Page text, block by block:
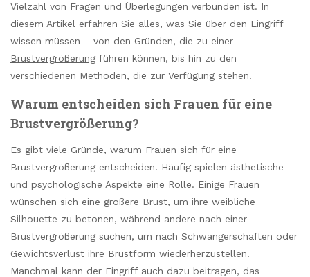
Vielzahl von Fragen und Überlegungen verbunden ist. In
diesem Artikel erfahren Sie alles, was Sie über den Eingriff
wissen müssen – von den Gründen, die zu einer
Brustvergrößerung führen können, bis hin zu den
verschiedenen Methoden, die zur Verfügung stehen.
Warum entscheiden sich Frauen für eine
Brustvergrößerung?
Es gibt viele Gründe, warum Frauen sich für eine
Brustvergrößerung entscheiden. Häufig spielen ästhetische
und psychologische Aspekte eine Rolle. Einige Frauen
wünschen sich eine größere Brust, um ihre weibliche
Silhouette zu betonen, während andere nach einer
Brustvergrößerung suchen, um nach Schwangerschaften oder
Gewichtsverlust ihre Brustform wiederherzustellen.
Manchmal kann der Eingriff auch dazu beitragen, das